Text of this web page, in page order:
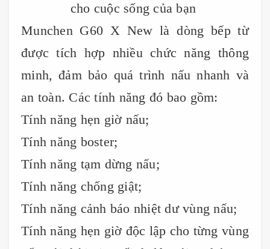
cho cuộc sống của bạn
Munchen G60 X New là dòng bếp từ
được tích hợp nhiều chức năng thông
minh, đảm bảo quá trình nấu nhanh và
an toàn. Các tính năng đó bao gồm:
Tính năng hẹn giờ nấu;
Tính năng boster;
Tính năng tạm dừng nấu;
Tính năng chống giật;
Tính năng cảnh báo nhiệt dư vùng nấu;
Tính năng hẹn giờ độc lập cho từng vùng